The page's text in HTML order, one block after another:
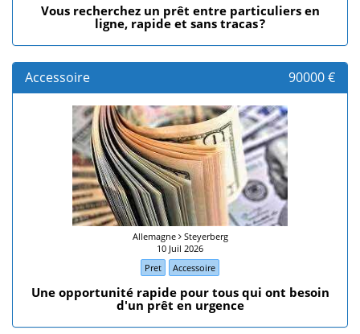
​Vous recherchez un prêt entre particuliers en
ligne, rapide et sans tracas ?
Accessoire 90000 €
Allemagne Steyerberg
10 Juil 2026
Pret
Accessoire
Une opportunité rapide pour tous qui ont besoin
d'un prêt en urgence